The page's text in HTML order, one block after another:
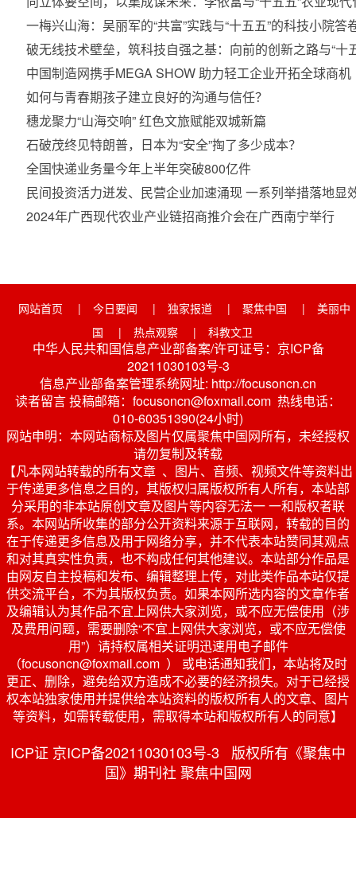
一梅兴山海：吴丽军的“共富”实践与“十五五”的科技小
破无线技术壁垒，筑科技自强之基：向前的创新之路与“十
中国制造网携手MEGA SHOW 助力轻工企业开拓全球商机
如何与青春期孩子建立良好的沟通与信任？
穗龙聚力“山海交响” 红色文旅赋能双城新篇
石破茂终见特朗普，日本为“安全”掏了多少成本？
全国快递业务量今年上半年突破800亿件
民间投资活力迸发、民营企业加速涌现 一系列举措落地显
2024年广西现代农业产业链招商推介会在广西南宁举行
网站首页 | 今日要闻 | 独家报道 | 聚焦中国 |
美丽中
国
| 热点观察 | 科教文卫
中华人民共和国信息产业部备案/许可证号：京ICP备
20211030103号-3
信息产业部备案管理系统网址: http://focusoncn.cn
读者留言 投稿邮箱：focusoncn@foxmail.com 热线电话：
010-60351390(24小时)
网站申明：本网站商标及图片仅属聚焦中国网所有，未经授权
请勿复制及转载
【凡本网站转载的所有文章 、图片、音频、视频文件等资料出
于传递更多信息之目的，其版权归属版权所有人所有，本站部
分采用的非本站原创文章及图片等内容无法一 一和版权者联
系。本网站所收集的部分公开资料来源于互联网，转载的目的
在于传递更多信息及用于网络分享，并不代表本站赞同其观点
和对其真实性负责，也不构成任何其他建议。本站部分作品是
由网友自主投稿和发布、编辑整理上传，对此类作品本站仅提
供交流平台，不为其版权负责。如果本网所选内容的文章作者
及编辑认为其作品不宜上网供大家浏览，或不应无偿使用（涉
及费用问题，需要删除“不宜上网供大家浏览，或不应无偿使
用”）请持权属相关证明迅速用电子邮件
（focusoncn@foxmail.com ） 或电话通知我们，本站将及时
更正、删除，避免给双方造成不必要的经济损失。对于已经授
权本站独家使用并提供给本站资料的版权所有人的文章、图片
等资料，如需转载使用，需取得本站和版权所有人的同意】
ICP证 京ICP备20211030103号-3 版权所有《聚焦中
国》期刊社 聚焦中国网